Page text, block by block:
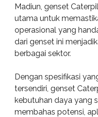
Madiun, genset
utama untuk
operasional yang
dari genset ini
berbagai sektor.
Dengan spesifikasi
tersendiri, genset
kebutuhan daya yang
membahas potensi,